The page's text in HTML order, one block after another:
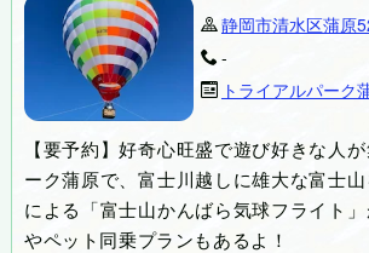
静岡市清水区蒲原
-
トライアルパーク
【要予約】好奇心旺盛で遊び好きな人
ーク蒲原で、富士川越しに雄大な富士
による「富士山かんばら気球フライト
やペット同乗プランもあるよ！